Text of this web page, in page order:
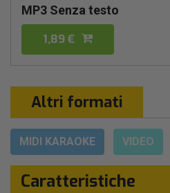
MP3 Senza testo
1,89 €
Altri formati
MIDI KARAOKE VIDEO
Caratteristiche